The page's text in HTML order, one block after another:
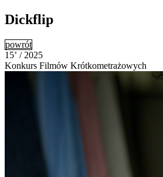
Dickflip
powrót
15’ / 2025
Konkurs Filmów Krótkometrażowych